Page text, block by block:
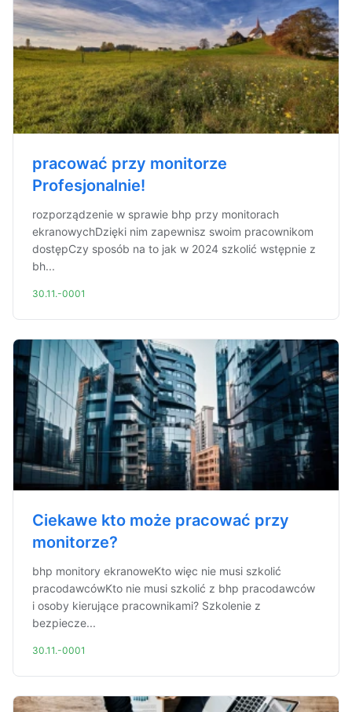
pracować przy monitorze
Profesjonalnie!
rozporządzenie w sprawie bhp przy monitorach
ekranowychDzięki nim zapewnisz swoim pracownikom
dostępCzy sposób na to jak w 2024 szkolić wstępnie z
bh...
30.11.-0001
Ciekawe kto może pracować przy
monitorze?
bhp monitory ekranoweKto więc nie musi szkolić
pracodawcówKto nie musi szkolić z bhp pracodawców
i osoby kierujące pracownikami? Szkolenie z
bezpiecze...
30.11.-0001